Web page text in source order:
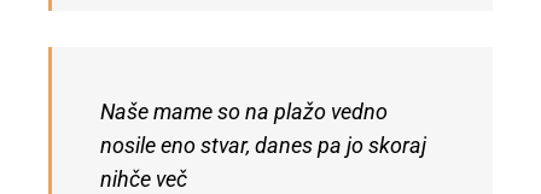
Naše mame so na plažo vedno
nosile eno stvar, danes pa jo skoraj
nihče več